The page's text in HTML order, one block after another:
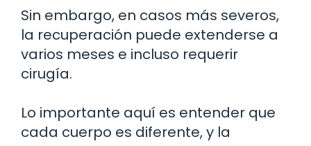
Sin embargo, en casos más severos,
la recuperación puede extenderse a
varios meses e incluso requerir
cirugía.
Lo importante aquí es entender que
cada cuerpo es diferente, y la